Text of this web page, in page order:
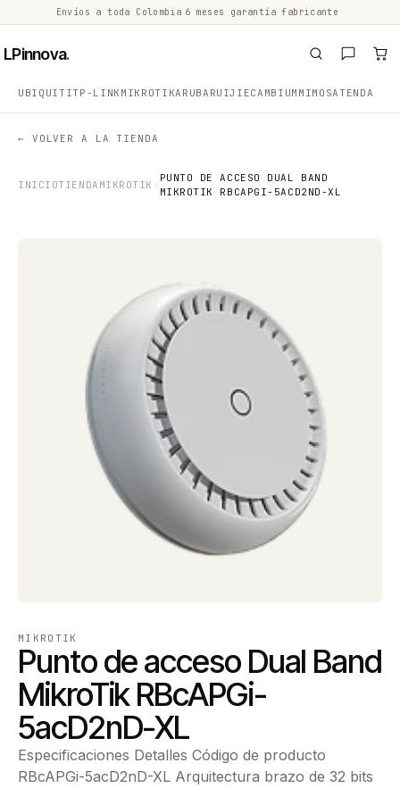
Envíos a toda Colombia 6 meses garantía fabricante
LPinnova.
UBIQUITITP-LINK MIKROTIKARUBA RUIJIECAMBIUM MIMOSATENDA
← VOLVER A LA TIENDA
INICIOTIENDA MIKROTIK
PUNTO DE ACCESO DUAL BAND
MIKROTIK RBCAPGI-5ACD2ND-XL
MIKROTIK
Punto de acceso Dual Band
MikroTik RBcAPGi-
5acD2nD-XL
Especificaciones Detalles Código de producto
RBcAPGi-5acD2nD-XL Arquitectura brazo de 32 bits